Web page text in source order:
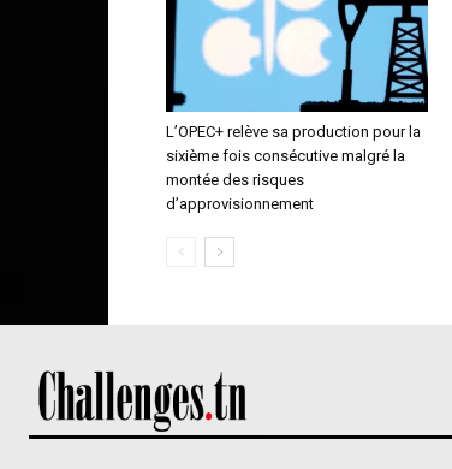
L’OPEC+ relève sa production pour la
sixième fois consécutive malgré la
montée des risques
d’approvisionnement